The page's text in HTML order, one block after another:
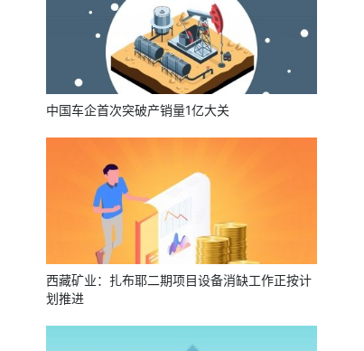
中国车企首次突破产销量1亿大关
西藏矿业：扎布耶二期项目设备消缺工作正按计
划推进